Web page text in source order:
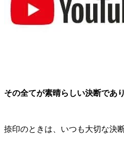
その全てが素晴らしい決断であ
捺印のときは、いつも大切な決